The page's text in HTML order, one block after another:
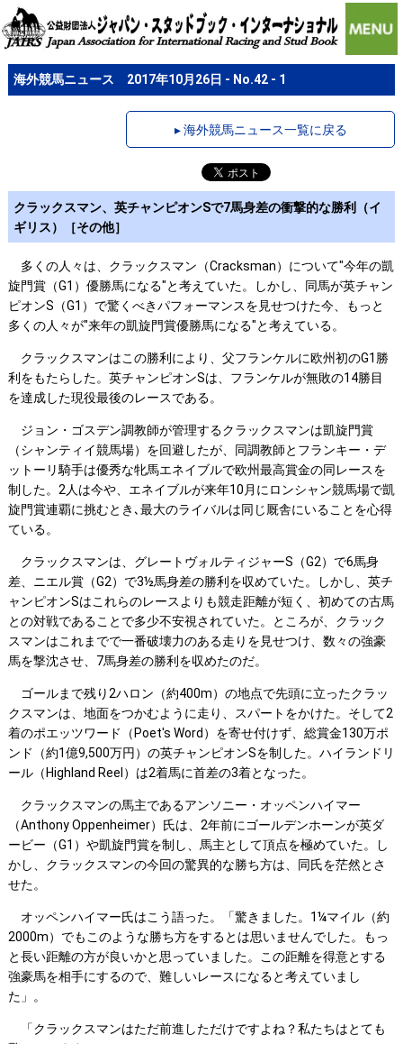
海外競馬ニュース 2017年10月26日 - No.42 - 1
▸ 海外競馬ニュース一覧に戻る
クラックスマン、英チャンピオンSで7馬身差の衝撃的な勝利（イ
ギリス）［その他］
多くの人々は、クラックスマン（Cracksman）について"今年の凱
旋門賞（G1）優勝馬になる"と考えていた。しかし、同馬が英チャン
ピオンS（G1）で驚くべきパフォーマンスを見せつけた今、もっと
多くの人々が"来年の凱旋門賞優勝馬になる"と考えている。
クラックスマンはこの勝利により、父フランケルに欧州初のG1勝
利をもたらした。英チャンピオンSは、フランケルが無敗の14勝目
を達成した現役最後のレースである。
ジョン・ゴスデン調教師が管理するクラックスマンは凱旋門賞
（シャンティイ競馬場）を回避したが、同調教師とフランキー・デ
ットーリ騎手は優秀な牝馬エネイブルで欧州最高賞金の同レースを
制した。2人は今や、エネイブルが来年10月にロンシャン競馬場で凱
旋門賞連覇に挑むとき､最大のライバルは同じ厩舎にいることを心得
ている。
クラックスマンは、グレートヴォルティジャーS（G2）で6馬身
差、ニエル賞（G2）で3½馬身差の勝利を収めていた。しかし、英チ
ャンピオンSはこれらのレースよりも競走距離が短く、初めての古馬
との対戦であることで多少不安視されていた。ところが、クラック
スマンはこれまでで一番破壊力のある走りを見せつけ、数々の強豪
馬を撃沈させ、7馬身差の勝利を収めたのだ。
ゴールまで残り2ハロン（約400m）の地点で先頭に立ったクラッ
クスマンは、地面をつかむように走り、スパートをかけた。そして2
着のポエッツワード（Poet's Word）を寄せ付けず、総賞金130万ポ
ンド（約1億9,500万円）の英チャンピオンSを制した。ハイランドリ
ール（Highland Reel）は2着馬に首差の3着となった。
クラックスマンの馬主であるアンソニー・オッペンハイマー
（Anthony Oppenheimer）氏は、2年前にゴールデンホーンが英ダ
ービー（G1）や凱旋門賞を制し、馬主として頂点を極めていた。し
かし、クラックスマンの今回の驚異的な勝ち方は、同氏を茫然とさ
せた。
オッペンハイマー氏はこう語った。「驚きました。1¼マイル（約
2000m）でもこのような勝ち方をするとは思いませんでした。もっ
と長い距離の方が良いかと思っていました。この距離を得意とする
強豪馬を相手にするので、難しいレースになると考えていまし
た」。
「クラックスマンはただ前進しただけですよね？私たちはとても